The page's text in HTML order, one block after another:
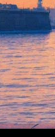
в
Ник Кролл.
и
его